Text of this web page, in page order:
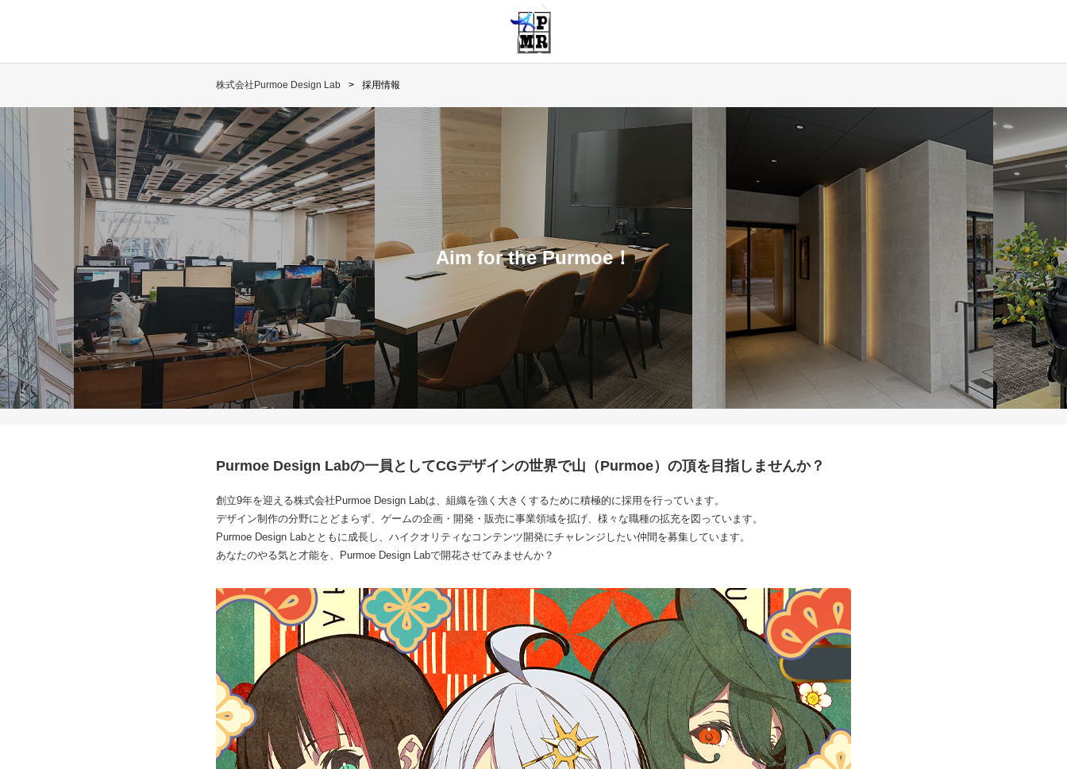
株式会社Purmoe Design Lab 採用情報
Aim for the Purmoe！
Purmoe Design Labの一員としてCGデザインの世界で山（Purmoe）の頂を目指しませんか？
創立9年を迎える株式会社Purmoe Design Labは、組織を強く大きくするために積極的に採用を行っています。
デザイン制作の分野にとどまらず、ゲームの企画・開発・販売に事業領域を拡げ、様々な職種の拡充を図っています。
Purmoe Design Labとともに成長し、ハイクオリティなコンテンツ開発にチャレンジしたい仲間を募集しています。
あなたのやる気と才能を、Purmoe Design Labで開花させてみませんか？